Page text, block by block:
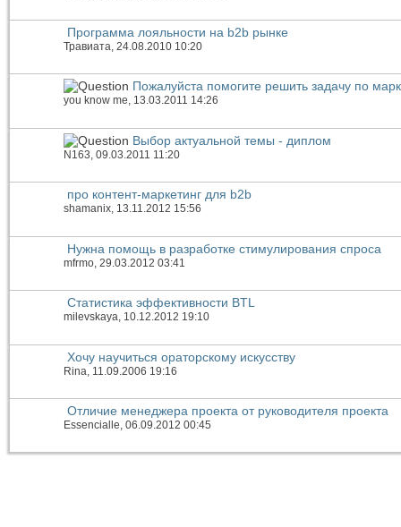
Программа лояльности на b2b рынке
Травиата , 24.08.2010 10:20
Пожалуйста помогите решить задачу по
you know me, 13.03.2011 14:26
Выбор актуальной темы - диплом
N163 , 09.03.2011 11:20
про контент-маркетинг для b2b
shamanix, 13.11.2012 15:56
Нужна помощь в разработке стимулирования спроса
mfrmo , 29.03.2012 03:41
Статистика эффективности BTL
milevskaya, 10.12.2012 19:10
Хочу научиться ораторскому искусству
Rina , 11.09.2006 19:16
Отличие менеджера проекта от руководителя проекта
Essencialle, 06.09.2012 00:45